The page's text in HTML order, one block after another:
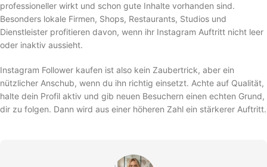
professioneller wirkt und schon gute Inhalte vorhanden sind.
Besonders lokale Firmen, Shops, Restaurants, Studios und
Dienstleister profitieren davon, wenn ihr Instagram Auftritt nicht leer
oder inaktiv aussieht.
Instagram Follower kaufen ist also kein Zaubertrick, aber ein
nützlicher Anschub, wenn du ihn richtig einsetzt. Achte auf Qualität,
halte dein Profil aktiv und gib neuen Besuchern einen echten Grund,
dir zu folgen. Dann wird aus einer höheren Zahl ein stärkerer Auftritt.